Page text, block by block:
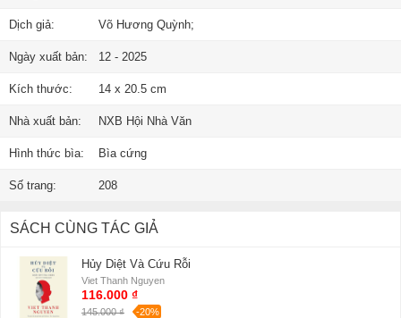
Dịch giả: Võ Hương Quỳnh;
Ngày xuất bản: 12 - 2025
Kích thước: 14 x 20.5 cm
Nhà xuất bản: NXB Hội Nhà Văn
Hình thức bìa: Bìa cứng
Số trang: 208
SÁCH CÙNG TÁC GIẢ
Hủy Diệt Và Cứu Rỗi
Viet Thanh Nguyen
116.000 ₫
145.000 ₫ -20%